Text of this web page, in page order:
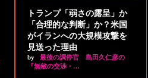
トランプ「弱さの露呈」か
「合理的な判断」か？米国
がイランへの大規模攻撃を
見送った理由
by
最後の調停官 島田久仁彦の
『無敵の交渉・…